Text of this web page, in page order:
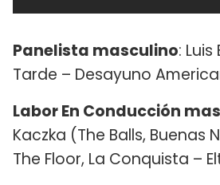
Panelista masculino:
Tarde – Desayuno
Labor En Conducción
Kaczka (The Balls, Buenas
The Floor, La Conquista –